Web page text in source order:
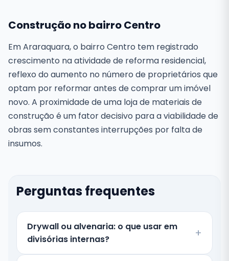
Construção no bairro Centro
Em Araraquara, o bairro Centro tem registrado
crescimento na atividade de reforma residencial,
reflexo do aumento no número de proprietários que
optam por reformar antes de comprar um imóvel
novo. A proximidade de uma loja de materiais de
construção é um fator decisivo para a viabilidade de
obras sem constantes interrupções por falta de
insumos.
Perguntas frequentes
Drywall ou alvenaria: o que usar em
divisórias internas?